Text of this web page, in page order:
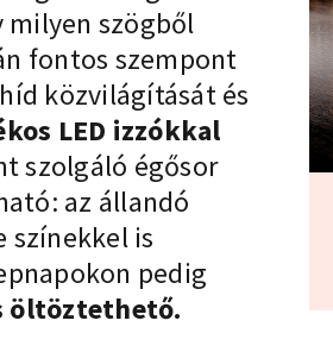
milyen szögből
fontos szempont
közvilágítását és
LED izzókkal
szolgáló égősor
az állandó
is
pedig
öltöztethető.